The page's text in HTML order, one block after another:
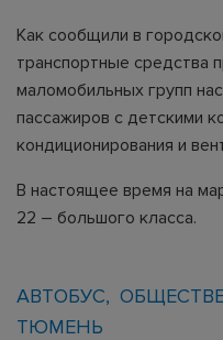
Как сообщили в
транспортные средства
маломобильных групп
пассажиров с детскими
кондиционирования и
В настоящее время на
22 – большого класса.
АВТОБУС
ТЮМЕНЬ